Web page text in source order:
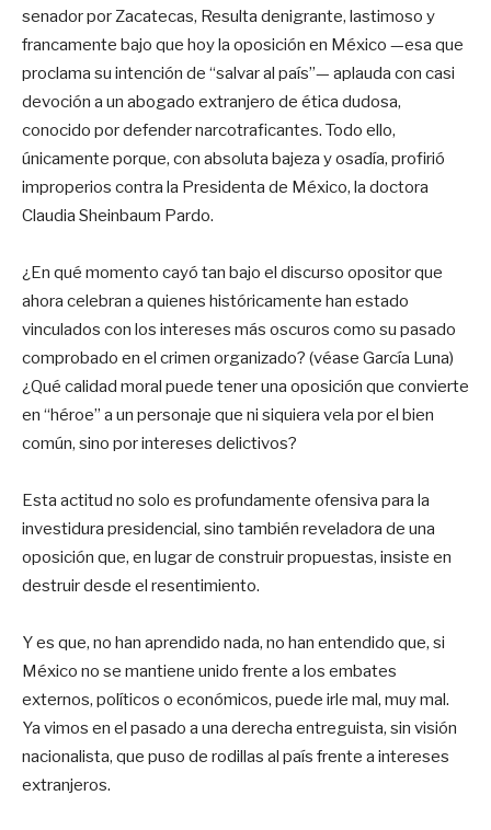
senador por Zacatecas, Resulta denigrante, lastimoso y
francamente bajo que hoy la oposición en México —esa que
proclama su intención de “salvar al país”— aplauda con casi
devoción a un abogado extranjero de ética dudosa,
conocido por defender narcotraficantes. Todo ello,
únicamente porque, con absoluta bajeza y osadía, profirió
improperios contra la Presidenta de México, la doctora
Claudia Sheinbaum Pardo.
¿En qué momento cayó tan bajo el discurso opositor que
ahora celebran a quienes históricamente han estado
vinculados con los intereses más oscuros como su pasado
comprobado en el crimen organizado? (véase García Luna)
¿Qué calidad moral puede tener una oposición que convierte
en “héroe” a un personaje que ni siquiera vela por el bien
común, sino por intereses delictivos?
Esta actitud no solo es profundamente ofensiva para la
investidura presidencial, sino también reveladora de una
oposición que, en lugar de construir propuestas, insiste en
destruir desde el resentimiento.
Y es que, no han aprendido nada, no han entendido que, si
México no se mantiene unido frente a los embates
externos, políticos o económicos, puede irle mal, muy mal.
Ya vimos en el pasado a una derecha entreguista, sin visión
nacionalista, que puso de rodillas al país frente a intereses
extranjeros.